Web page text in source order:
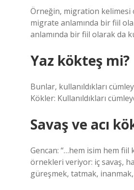
Örneğin, migration kelimesi
migrate anlamında bir fiil
anlamında bir fiil olarak da
Yaz kökteş mi?
Bunlar, kullanıldıkları
Kökler: Kullanıldıkları
Savaş ve acı
Gencan: “…hem isim hem
örnekleri veriyor: iç savaş,
güreşmek, tatmak,